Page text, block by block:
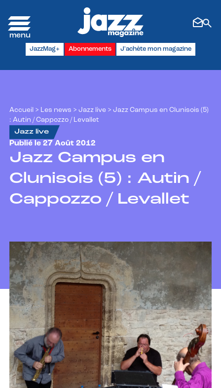
JazzMag+ Abonnements J'achète mon magazine
Accueil > Les news > Jazz live > Jazz Campus en Clunisois (5)
: Autin / Cappozzo / Levallet
Jazz live
Publié le 27 Août 2012
Jazz Campus en
Clunisois (5) : Autin /
Cappozzo / Levallet